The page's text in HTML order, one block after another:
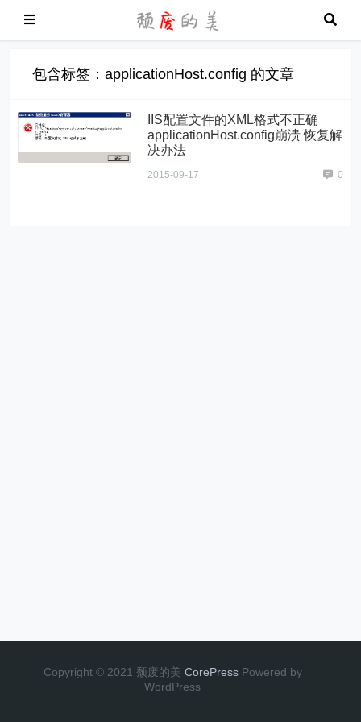
包含标签：applicationHost.config 的文章
IIS配置文件的XML格式不正确
applicationHost.config崩溃 恢复解
决办法
2015-09-17 0
Copyright © 2021 颓废的美 CorePress Powered by
WordPress